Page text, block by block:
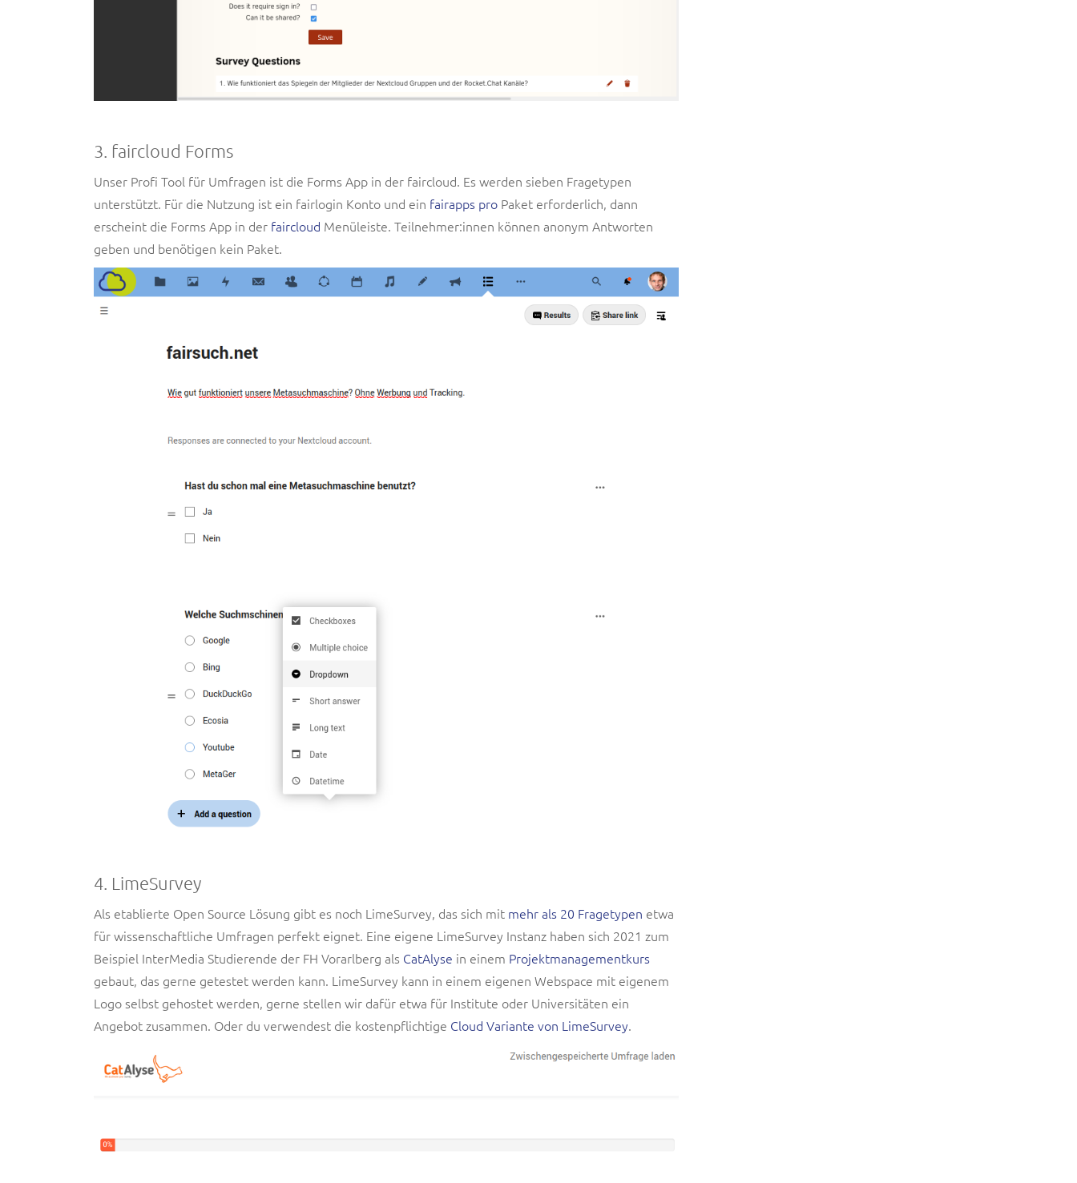
3. faircloud Forms
Unser Profi Tool für Umfragen ist die Forms App in der faircloud. Es werden sieben Fragetypen
unterstützt. Für die Nutzung ist ein fairlogin Konto und ein fairapps pro Paket erforderlich, dann
erscheint die Forms App in der faircloud Menüleiste. Teilnehmer:innen können anonym Antworten
geben und benötigen kein Paket.
4. LimeSurvey
Als etablierte Open Source Lösung gibt es noch LimeSurvey, das sich mit mehr als 20 Fragetypen etwa
für wissenschaftliche Umfragen perfekt eignet. Eine eigene LimeSurvey Instanz haben sich 2021 zum
Beispiel InterMedia Studierende der FH Vorarlberg als CatAlyse in einem Projektmanagementkurs
gebaut, das gerne getestet werden kann. LimeSurvey kann in einem eigenen Webspace mit eigenem
Logo selbst gehostet werden, gerne stellen wir dafür etwa für Institute oder Universitäten ein
Angebot zusammen. Oder du verwendest die kostenpflichtige Cloud Variante von LimeSurvey.